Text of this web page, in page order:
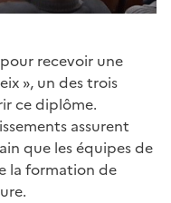
recevoir une
», un des trois
ce diplôme.
assurent
que les équipes de
la formation de